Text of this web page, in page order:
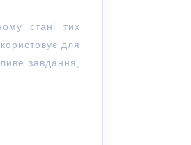
стані тих
для
завдання,